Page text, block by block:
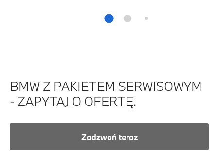
BMW Z PAKIETEM SERWISOWYM
- ZAPYTAJ O OFERTĘ.
Zadzwoń teraz